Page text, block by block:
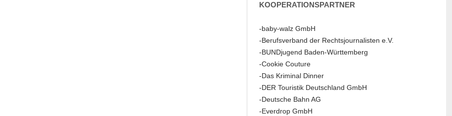
KOOPERATIONSPARTNER
-baby-walz GmbH
-Berufsverband der Rechtsjournalisten e.V.
-BUNDjugend Baden-Württemberg
-Cookie Couture
-Das Kriminal Dinner
-DER Touristik Deutschland GmbH
-Deutsche Bahn AG
-Everdrop GmbH